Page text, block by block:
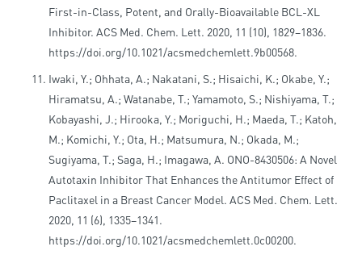
First-in-Class, Potent, and Orally-Bioavailable BCL-XL
Inhibitor. ACS Med. Chem. Lett. 2020, 11 (10), 1829–1836.
https://doi.org/10.1021/acsmedchemlett.9b00568.
Iwaki, Y.; Ohhata, A.; Nakatani, S.; Hisaichi, K.; Okabe, Y.;
Hiramatsu, A.; Watanabe, T.; Yamamoto, S.; Nishiyama, T.;
Kobayashi, J.; Hirooka, Y.; Moriguchi, H.; Maeda, T.; Katoh,
M.; Komichi, Y.; Ota, H.; Matsumura, N.; Okada, M.;
Sugiyama, T.; Saga, H.; Imagawa, A. ONO-8430506: A Novel
Autotaxin Inhibitor That Enhances the Antitumor Effect of
Paclitaxel in a Breast Cancer Model. ACS Med. Chem. Lett.
2020, 11 (6), 1335–1341.
https://doi.org/10.1021/acsmedchemlett.0c00200.